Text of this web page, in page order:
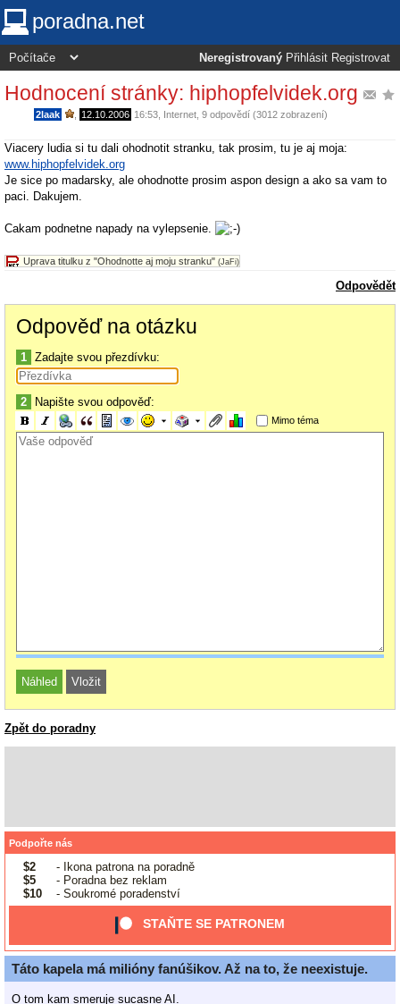
poradna.net
Neregistrovaný Přihlásit Registrovat
Hodnocení stránky: hiphopfelvidek.org
2laak 12.10.2006 16:53 Internet , 9 odpovědí (3012 zobrazení)
Viacery ludia si tu dali ohodnotit stranku, tak prosim, tu je aj moja:
www.hiphopfelvidek.org
Je sice po madarsky, ale ohodnotte prosim aspon design a ako sa vam to
paci. Dakujem.
Cakam podnetne napady na vylepsenie.
Uprava titulku z "Ohodnotte aj moju stranku" (JaFi)
Odpovědět
Odpověď na otázku
1 Zadajte svou přezdívku:
2 Napište svou odpověď:
Mimo téma
Zpět do poradny
Podpořte nás
$2
- Ikona patrona na poradně
$5
- Poradna bez reklam
$10
- Soukromé poradenství
STAŇTE SE PATRONEM
Táto kapela má milióny fanúšikov. Až na to, že neexistuje.
O tom kam smeruje sucasne AI.